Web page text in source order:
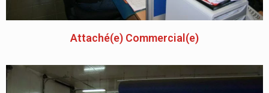
Attaché(e) Commercial(e)